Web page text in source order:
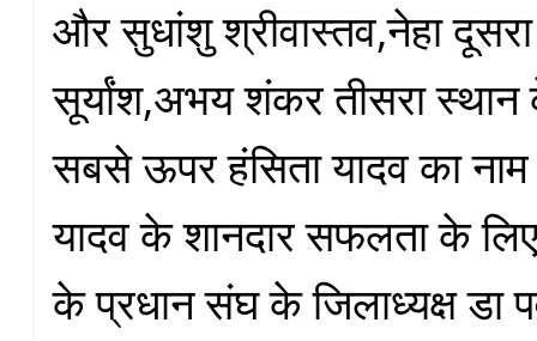
और सुधांशु श्रीवास्तव,नेहा
सूर्यांश,अभय शंकर तीसरा स्थान
सबसे ऊपर हंसिता यादव का
यादव के शानदार सफलता के
के प्रधान संघ के जिलाध्यक्ष डा